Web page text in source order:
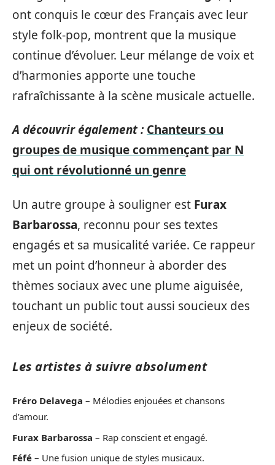
ont conquis le cœur des Français avec leur
style folk-pop, montrent que la musique
continue d’évoluer. Leur mélange de voix et
d’harmonies apporte une touche
rafraîchissante à la scène musicale actuelle.
A découvrir également : Chanteurs ou
groupes de musique commençant par N
qui ont révolutionné un genre
Un autre groupe à souligner est Furax
Barbarossa, reconnu pour ses textes
engagés et sa musicalité variée. Ce rappeur
met un point d’honneur à aborder des
thèmes sociaux avec une plume aiguisée,
touchant un public tout aussi soucieux des
enjeux de société.
Les artistes à suivre absolument
Fréro Delavega – Mélodies enjouées et chansons
d’amour.
Furax Barbarossa – Rap conscient et engagé.
Féfé – Une fusion unique de styles musicaux.